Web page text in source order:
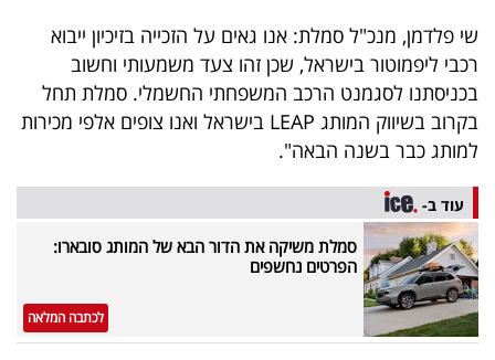
שי פלדמן, מנכ"ל סמלת: אנו גאים על הזכייה בזיכיון ייבוא
רכבי ליפמוטור בישראל, שכן זהו צעד משמעותי וחשוב
בכניסתנו לסגמנט הרכב המשפחתי החשמלי. סמלת תחל
בקרוב בשיווק המותג LEAP בישראל ואנו צופים אלפי מכירות
למותג כבר בשנה הבאה".
עוד ב-
סמלת משיקה את הדור הבא של המותג סובארו:
הפרטים נחשפים
לכתבה המלאה